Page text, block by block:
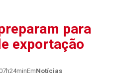
para
exportação
EmNotícias